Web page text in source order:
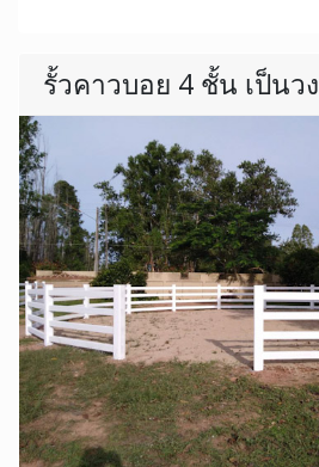
รั้วคาวบอย 4 ชั้น เป็นวง